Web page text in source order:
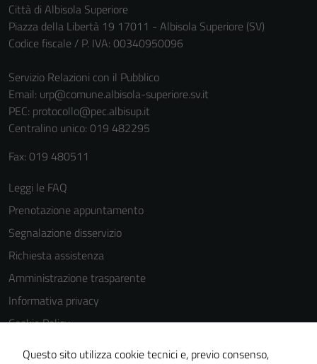
Città di Albisola Superiore
Piazza della Libertà 19 17011 - Albisola Superiore (SV)
Codice fiscale / P. IVA: 00340950096
Servizio Relazioni con il Pubblico
Email: urp@comune.albisola-superiore.sv.it
PEC: protocollo@pec.albisup.it
Centralino unico: 019 482295
Fax: 019 480511
Leggi le FAQ
Prenotazione appuntamento
Segnalazione disservizio
Richiesta assistenza
Amministrazione trasparente
Informativa privacy
Cookie Policy
Note legali
Questo sito utilizza cookie tecnici e, previo consenso,
Questi cookie
sono necessari
del sito e non